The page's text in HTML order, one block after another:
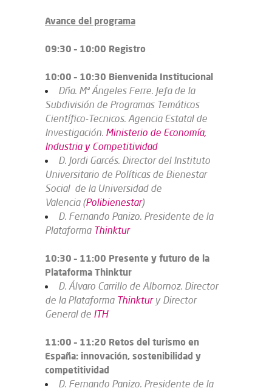
Avance del programa
09:30 – 10:00 Registro
10:00 – 10:30 Bienvenida Institucional
Dña. Mª Ángeles Ferre. Jefa de la
Subdivisión de Programas Temáticos
Científico-Tecnicos. Agencia Estatal de
Investigación. Ministerio de Economía,
Industria y Competitividad
D. Jordi Garcés. Director del Instituto
Universitario de Políticas de Bienestar
Social de la Universidad de
Valencia (Polibienestar)
D. Fernando Panizo. Presidente de la
Plataforma Thinktur
10:30 – 11:00 Presente y futuro de la
Plataforma Thinktur
D. Álvaro Carrillo de Albornoz. Director
de la Plataforma Thinktur y Director
General de ITH
11:00 – 11:20 Retos del turismo en
España: innovación, sostenibilidad y
competitividad
D. Fernando Panizo. Presidente de la